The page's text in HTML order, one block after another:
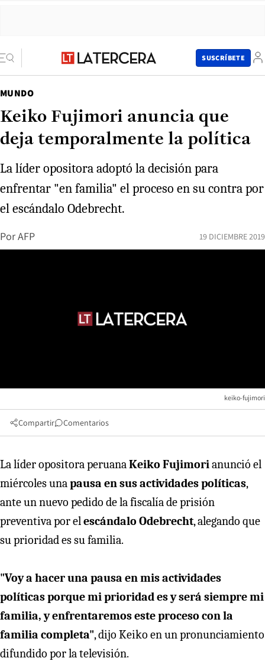
SUSCRÍBETE
MUNDO
Keiko Fujimori anuncia que
deja temporalmente la política
La líder opositora adoptó la decisión para
enfrentar "en familia" el proceso en su contra por
el escándalo Odebrecht.
PorAFP 19 DICIEMBRE 2019
keiko-fujimori
Compartir Comentarios
La líder opositora peruanaKeiko Fujimorianunció el
miércoles unapausa en sus actividades políticas,
ante un nuevo pedido de la fiscalía de prisión
preventiva por elescándalo Odebrecht, alegando que
su prioridad es su familia.
"Voy a hacer una pausa en mis actividades
políticas porque mi prioridad es y será siempre mi
familia, y enfrentaremos este proceso con la
familia completa", dijo Keiko en un pronunciamiento
difundido por la televisión.